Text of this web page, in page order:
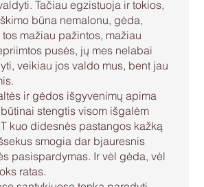
Tačiau egzistuoja ir tokios,
būna nemalonu, gėda,
mažiau pažintos, mažiau
pusės, jų mes nelabai
veikiau jos valdo mus, bent jau
ir gėdos išgyvenimų apima
stengtis visom išgalėm
kuo didesnės pastangos kažką
smogia dar bjauresnis
pasispardymas. Ir vėl gėda, vėl
ratas.